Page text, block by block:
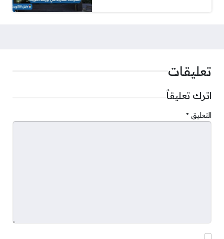
تعليقات
اترك تعليقاً
التعليق *